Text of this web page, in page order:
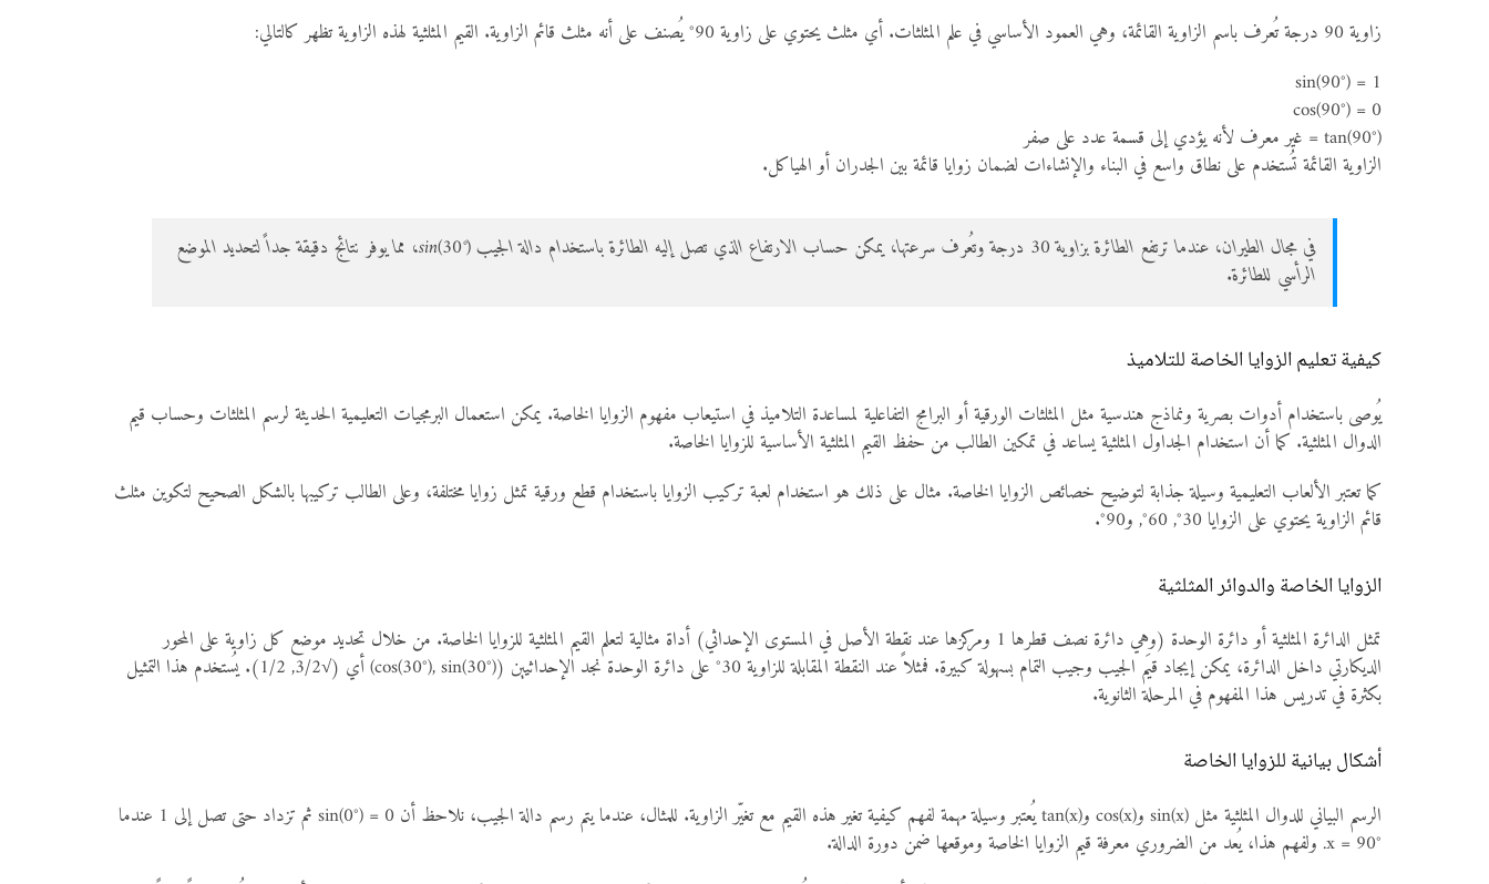
زاوية 90 درجة تُعرف باسم الزاوية القائمة، وهي العمود الأساسي في علم المثلثات. أي مثلث يحتوي على زاوية 90° يُصنف على أنه مثلث قائم الزاوية. القيم المثلثية لهذه الزاوية تظهر كالتالي:
sin(90°) = 1
cos(90°) = 0
tan(90°) = غير معرف لأنه يؤدي إلى قسمة عدد على صفر
الزاوية القائمة تُستخدم على نطاق واسع في البناء والإنشاءات لضمان زوايا قائمة بين الجدران أو الهياكل.
في مجال الطيران، عندما ترتفع الطائرة بزاوية 30 درجة وتُعرف سرعتها، يمكن حساب الارتفاع الذي تصل إليه الطائرة باستخدام دالة الجيب sin(30°)، مما يوفر نتائج دقيقة جداً لتحديد الموضع
الرأسي للطائرة.
كيفية تعليم الزوايا الخاصة للتلاميذ
يُوصى باستخدام أدوات بصرية ونماذج هندسية مثل المثلثات الورقية أو البرامج التفاعلية لمساعدة التلاميذ في استيعاب مفهوم الزوايا الخاصة. يمكن استعمال البرمجيات التعليمية الحديثة لرسم المثلثات وحساب قيم
الدوال المثلثية. كما أن استخدام الجداول المثلثية يساعد في تمكين الطالب من حفظ القيم المثلثية الأساسية للزوايا الخاصة.
كما تعتبر الألعاب التعليمية وسيلة جذابة لتوضيح خصائص الزوايا الخاصة. مثال على ذلك هو استخدام لعبة تركيب الزوايا باستخدام قطع ورقية تمثل زوايا مختلفة، وعلى الطالب تركيبها بالشكل الصحيح لتكوين مثلث
قائم الزاوية يحتوي على الزوايا 30°, 60°, و90°.
الزوايا الخاصة والدوائر المثلثية
تمثل الدائرة المثلثية أو دائرة الوحدة (وهي دائرة نصف قطرها 1 ومركزها عند نقطة الأصل في المستوى الإحداثي) أداة مثالية لتعلم القيم المثلثية للزوايا الخاصة. من خلال تحديد موضع كل زاوية على المحور
الديكارتي داخل الدائرة، يمكن إيجاد قيَم الجيب وجيب التمام بسهولة كبيرة. فمثلاً عند النقطة المقابلة للزاوية 30° على دائرة الوحدة نجد الإحداثيين (cos(30°), sin(30°)) أي (√3/2, 1/2). يُستخدم هذا التمثيل
بكثرة في تدريس هذا المفهوم في المرحلة الثانوية.
أشكال بيانية للزوايا الخاصة
الرسم البياني للدوال المثلثية مثل sin(x) وcos(x) وtan(x) يُعتبر وسيلة مهمة لفهم كيفية تغير هذه القيم مع تغيّر الزاوية. للمثال، عندما يتم رسم دالة الجيب، نلاحظ أن sin(0°) = 0 ثم تزداد حتى تصل إلى 1 عندما
x = 90°. ولفهم هذا، يُعد من الضروري معرفة قيم الزوايا الخاصة وموقعها ضمن دورة الدالة.